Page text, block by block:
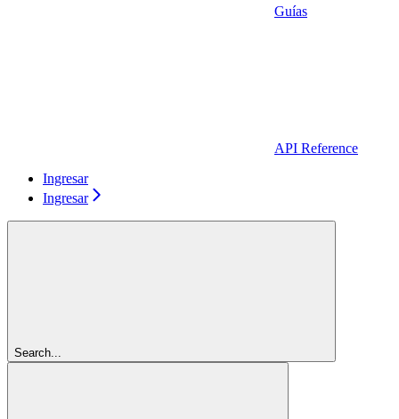
Guías
API Reference
Ingresar
Ingresar
Search...